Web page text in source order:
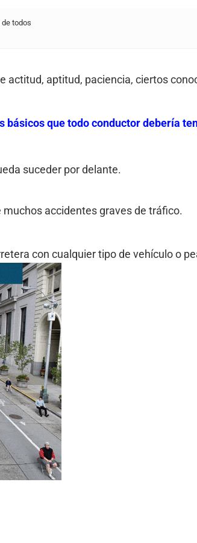
todos
actitud, aptitud, paciencia, ciertos
básicos que todo conductor debería
suceder por delante.
accidentes graves de tráfico.
con cualquier tipo de vehículo o